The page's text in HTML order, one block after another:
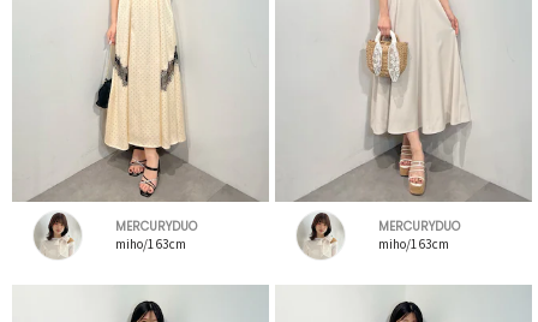
MERCURYDUO
miho/163cm
MERCURYDUO
miho/163cm